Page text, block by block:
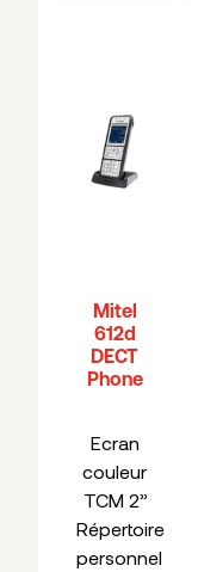
Mitel
612d
DECT
Phone
Ecran
couleur
TCM 2’’
Répertoire
personnel